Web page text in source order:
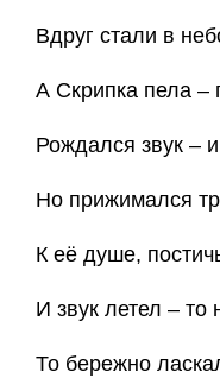
Вдруг стали в
А Скрипка пела –
Рождался звук –
Но прижимался
К её душе,
И звук летел – то
То бережно